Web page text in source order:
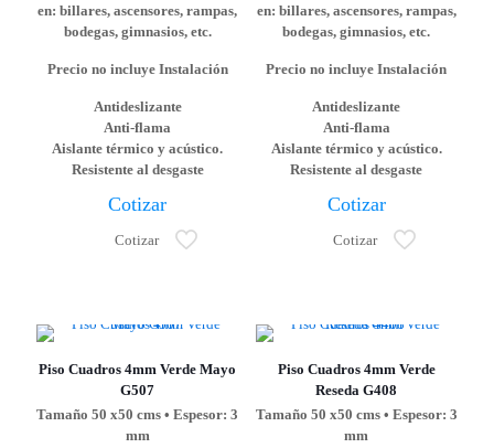
en: billares, ascensores, rampas,
bodegas, gimnasios, etc.
Precio no incluye Instalación
Antideslizante
Anti-flama
Aislante térmico y acústico.
Resistente al desgaste
Cotizar
Cotizar
en: billares, ascensores, rampas,
bodegas, gimnasios, etc.
Precio no incluye Instalación
Antideslizante
Anti-flama
Aislante térmico y acústico.
Resistente al desgaste
Cotizar
Cotizar
Piso Cuadros 4mm Verde Mayo
G507
Tamaño 50 x50 cms • Espesor: 3
mm
Piso Cuadros 4mm Verde
Reseda G408
Tamaño 50 x50 cms • Espesor: 3
mm